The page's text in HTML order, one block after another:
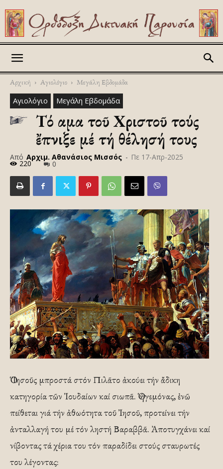
Αρχική Αγιολόγιο Μεγάλη Εβδομάδα
Αγιολόγιο Μεγάλη Εβδομάδα
Τό αἷμα τοῦ Χριστοῦ τούς
ἔπνιξε μέ τή θέλησή τους
Από Αρχιμ. Αθανάσιος Μισσός - Πε 17-Απρ-2025
220 0
Ὁ Ἰησοῦς μπροστά στόν Πιλᾶτο ἀκούει τήν ἄδικη
κατηγορία τῶν Ἰουδαίων καί σιωπᾶ. Ὁ ἡγεμόνας, ἐνῶ
πείθεται γιά τήν ἀθωότητα τοῦ Ἰησοῦ, προτείνει τήν
ἀνταλλαγή του μέ τόν ληστή Βαραββᾶ. Ἀποτυγχάνει καί
νίβοντας τά χέρια του τόν παραδίδει στούς σταυρωτές
του λέγοντας: